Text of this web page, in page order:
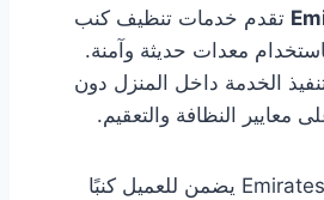
تقدم خدمات تنظيف كنب
معدات حديثة وآمنة.
الخدمة داخل المنزل دون
معايير النظافة والتعقيم.
الاعتماد على Emirates Clean يضمن للعميل كنبًا